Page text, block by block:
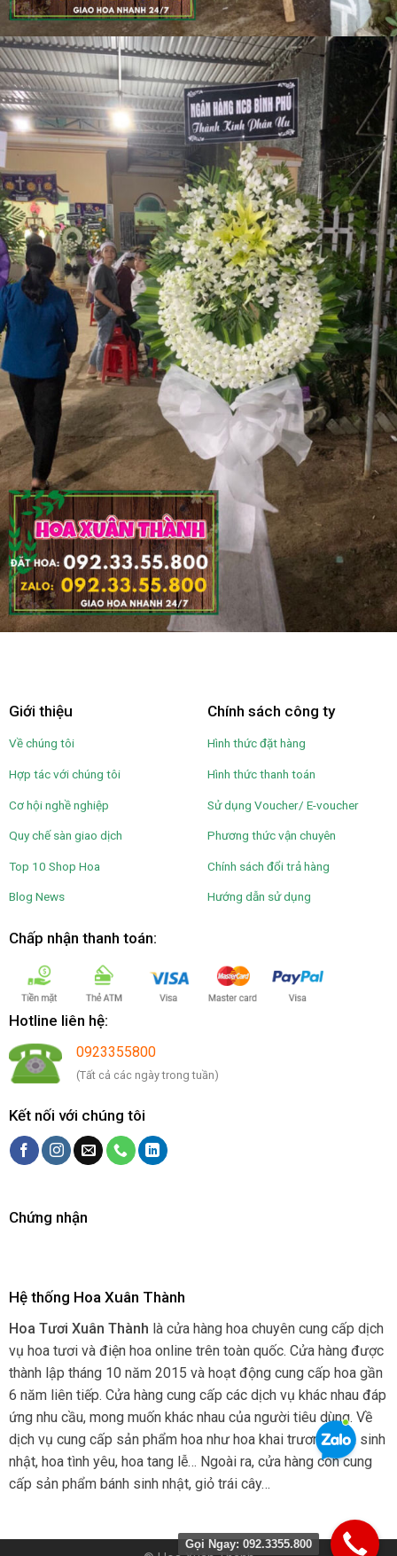
Giới thiệu
Về chúng tôi
Hợp tác với chúng tôi
Cơ hội nghề nghiệp
Quy chế sàn giao dịch
Top 10 Shop Hoa
Blog News
Chính sách công ty
Hình thức đặt hàng
Hình thức thanh toán
Sử dụng Voucher/ E-voucher
Phương thức vận chuyên
Chính sách đổi trả hàng
Hướng dẫn sử dụng
Chấp nhận thanh toán:
Hotline liên hệ:
0923355800
(Tất cả các ngày trong tuần)
Kết nối với chúng tôi
Chứng nhận
Hệ thống Hoa Xuân Thành
Hoa Tươi Xuân Thành là cửa hàng hoa chuyên cung cấp dịch
vụ hoa tươi và điện hoa online trên toàn quốc. Cửa hàng được
thành lập tháng 10 năm 2015 và hoạt động cung cấp hoa gần
6 năm liên tiếp. Cửa hàng cung cấp các dịch vụ khác nhau đáp
ứng nhu cầu, mong muốn khác nhau của người tiêu dùng. Về
dịch vụ cung cấp sản phẩm hoa như hoa khai trương, hoa sinh
nhật, hoa tình yêu, hoa tang lễ… Ngoài ra, cửa hàng còn cung
cấp sản phẩm bánh sinh nhật, giỏ trái cây…
Gọi Ngay: 092.3355.800